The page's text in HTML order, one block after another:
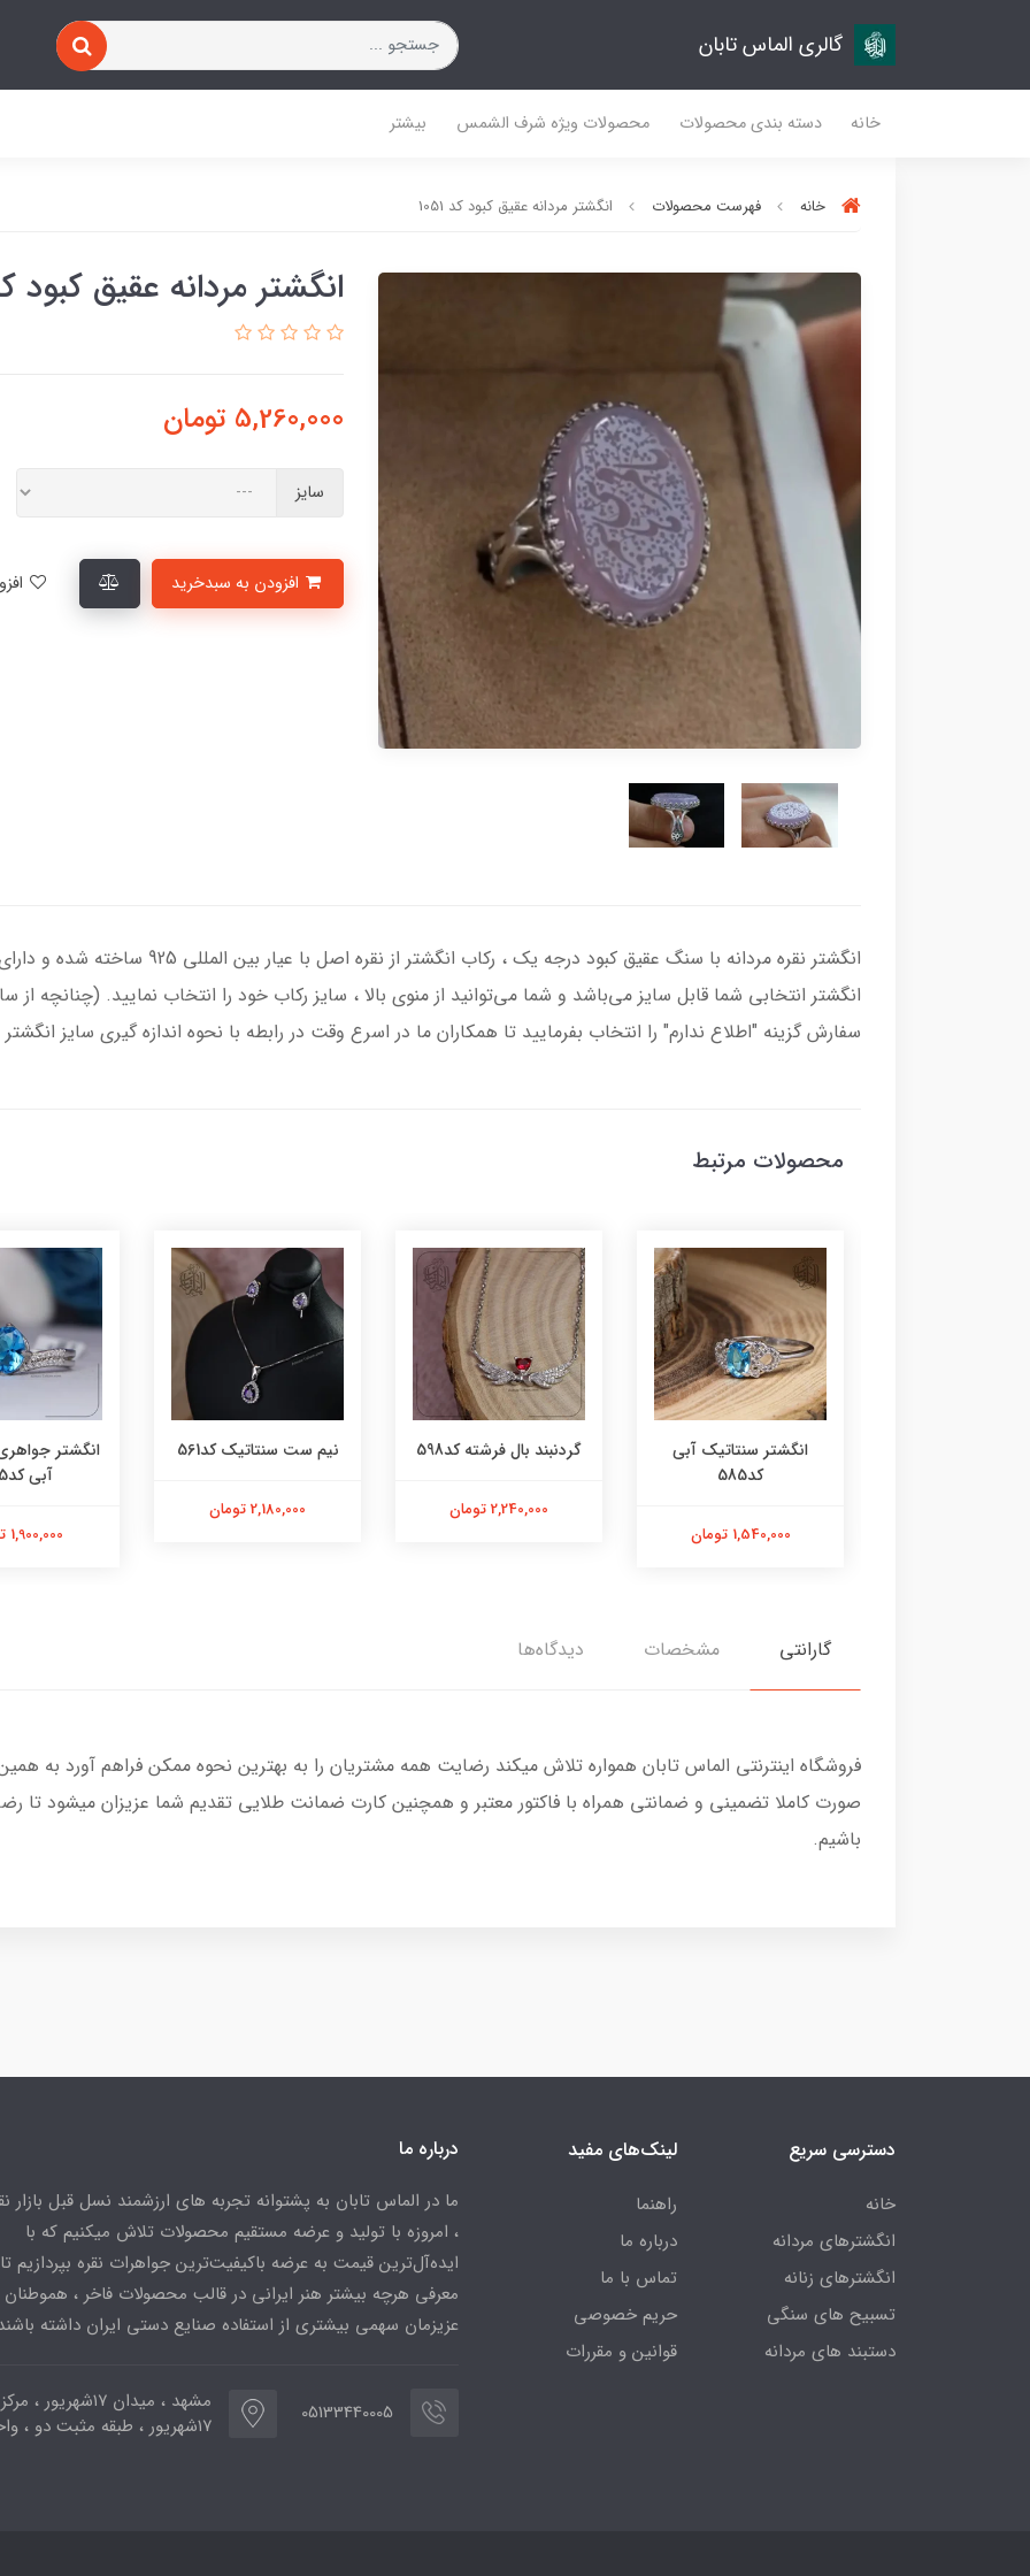
گالری الماس تابان
خانه دسته بندی محصولات محصولات ویژه شرف الشمس بیشتر
خانه فهرست محصولات انگشتر مردانه عقیق کبود کد 1051
انگشتر مردانه عقیق کبود کد
5,260,000 تومان
سایز
انگشتر نقره مردانه با سنگ عقیق کبود درجه
انگشتر انتخابی شما قابل سایز می‌باشد و شما می‌توانید از منوی بالا ، سایز رکاب خود را انتخاب نمایید. (چنانچه
سفارش گزینه "اطلاع ندارم" را انتخاب بفرمایید تا همکاران ما در اسرع وقت در رابطه با نحوه اندازه گیری سایز
محصولات مرتبط
انگشتر سنتاتیک آبی
کد585
1,540,000 تومان
گردنبند بال فرشته کد598
2,240,000 تومان
نیم ست سنتاتیک کد561
2,180,000 تومان
انگشتر
آبی کد565
1,900,000 تومان
گارانتی مشخصات دیدگاه‌ها
فروشگاه اینترنتی الماس تابان همواره تلاش میکند رضایت همه مشتریان را به بهترین نحوه ممکن فراهم آورد به
صورت کاملا تضمینی و ضمانتی همراه با فاکتور معتبر و همچنین کارت ضمانت طلایی تقدیم شما عزیزان میشود تا
باشیم.
دسترسی سریع
خانه
انگشترهای مردانه
انگشترهای زنانه
تسبیح های سنگی
دستبند های مردانه
لینک‌های مفید
راهنما
درباره ما
تماس با ما
حریم خصوصی
قوانین و مقررات
درباره ما
ما در الماس تابان به پشتوانه تجربه های ارزشمند نسل قبل بازار
، امروزه با تولید و عرضه مستقیم محصولات تلاش میکنیم که با
ایده‌آل‌ترین قیمت به عرضه باکیفیت‌ترین جواهرات نقره بپردازیم تا
معرفی هرچه بیشتر هنر ایرانی در قالب محصولات فاخر ، هموطنان
عزیزمان سهمی بیشتری از استفاده صنایع دستی ایران داشته
05133440005
مشهد ، میدان ۱۷شهریور
۱۷شهریور ، طبقه مثبت دو ، واحد ۷۷۳